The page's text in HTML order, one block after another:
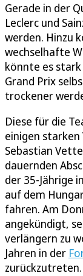
Gerade in der
Leclerc und
werden. Hinzu
wechselhafte
könnte es
Grand Prix
trockener
Diese für die
einigen
Sebastian
dauernden
der 35-Jährige
auf dem
fahren. Am
angekündigt,
verlängern zu
Jahren in der
zurückzutreten.